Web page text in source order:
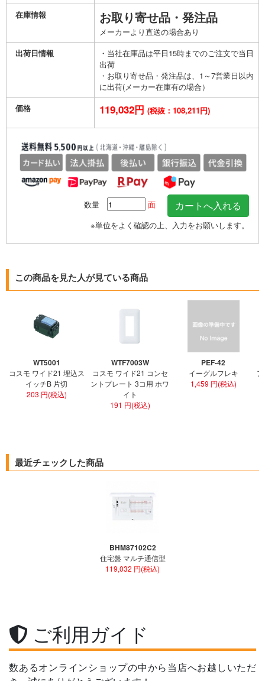
在庫情報
お取り寄せ品・発注品
メーカーより直送の場合あり
出荷日情報
・当社在庫品は平日15時までのご注文で当日
出荷
・お取り寄せ品・発注品は、1～7営業日以内
に出荷(メーカー在庫有の場合）
価格
119,032円 (税抜：108,211円)
数量
面
※単位をよく確認の上、入力をお願いします。
この商品を見た人が見ている商品
WT5001
コスモ ワイド21 埋込ス
イッチB 片切
203 円(税込)
WTF7003W
コスモ ワイド21 コンセ
ントプレート 3コ用 ホワ
イト
191 円(税込)
PEF-42
イーグルフレキ
1,459 円(税込)
最近チェックした商品
BHM87102C2
住宅盤 マルチ通信型
119,032 円(税込)
ご利用ガイド
数あるオンラインショップの中から当店へお越しいただ